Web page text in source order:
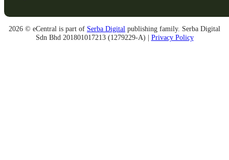
2026 © eCentral is part of Serba Digital publishing family. Serba Digital
Sdn Bhd 201801017213 (1279229-A) | Privacy Policy